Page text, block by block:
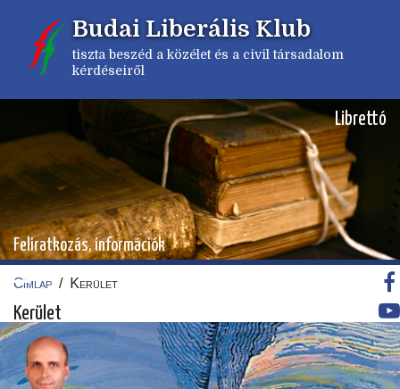
tartalomra
Budai Liberális Klub
tiszta beszéd a közélet és a civil társadalom
kérdéseiről
Librettó
Feliratkozás, információk
Címlap / Kerület
Kerület